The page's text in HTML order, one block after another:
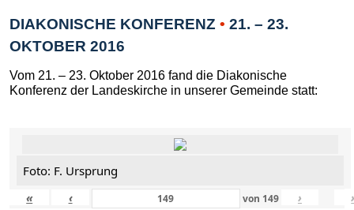
DIAKONISCHE KONFERENZ • 21. – 23.
OKTOBER 2016
Vom 21. – 23. Oktober 2016 fand die Diakonische
Konferenz der Landeskirche in unserer Gemeinde statt:
Foto: F. Ursprung
«
‹ von 149 ›